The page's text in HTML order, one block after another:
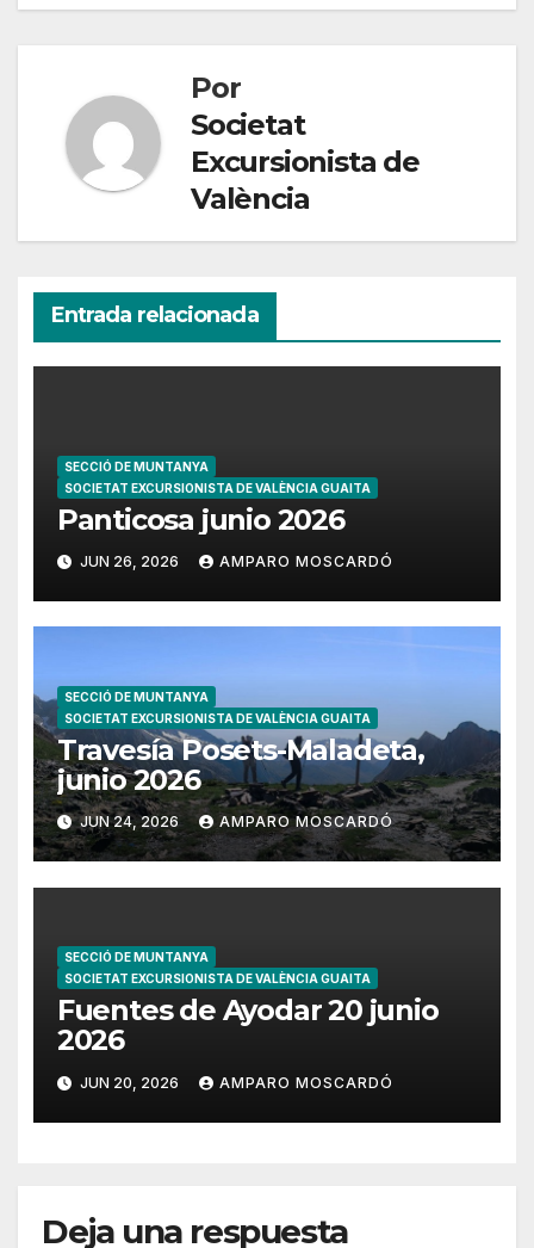
Por
Societat
Excursionista de
València
Entrada relacionada
SECCIÓ DE MUNTANYA
SOCIETAT EXCURSIONISTA DE VALÈNCIA GUAITA
Panticosa junio 2026
JUN 26, 2026 AMPARO MOSCARDÓ
SECCIÓ DE MUNTANYA
SOCIETAT EXCURSIONISTA DE VALÈNCIA GUAITA
Travesía Posets-Maladeta,
junio 2026
JUN 24, 2026 AMPARO MOSCARDÓ
SECCIÓ DE MUNTANYA
SOCIETAT EXCURSIONISTA DE VALÈNCIA GUAITA
Fuentes de Ayodar 20 junio
2026
JUN 20, 2026 AMPARO MOSCARDÓ
Deja una respuesta